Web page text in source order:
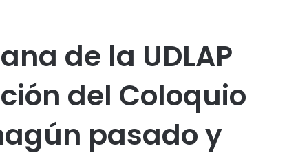
de la UDLAP
del Coloquio
pasado y